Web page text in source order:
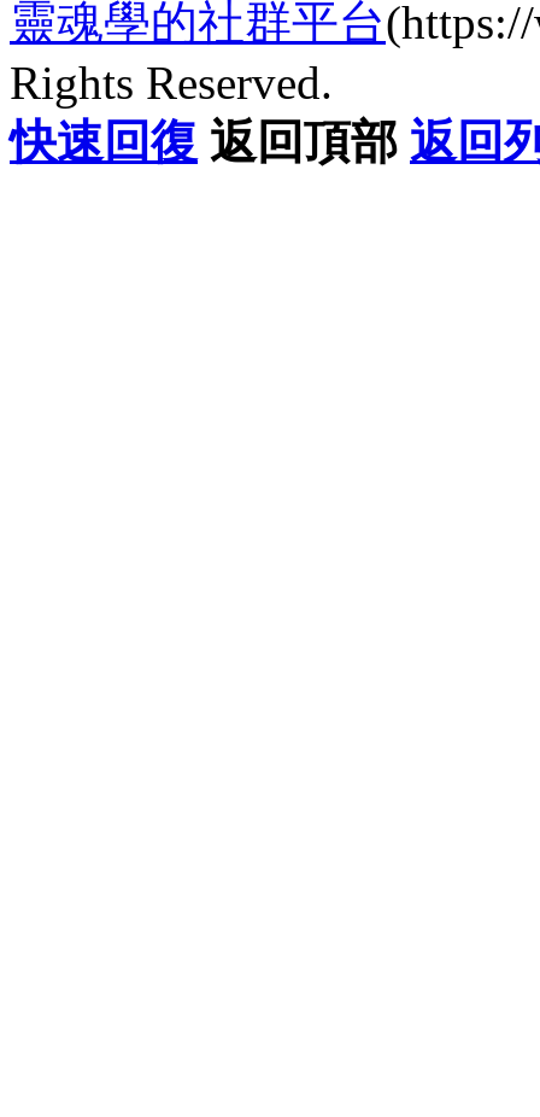
靈魂學的社群平台
Rights Reserved.
快速回復 返回頂部 返回